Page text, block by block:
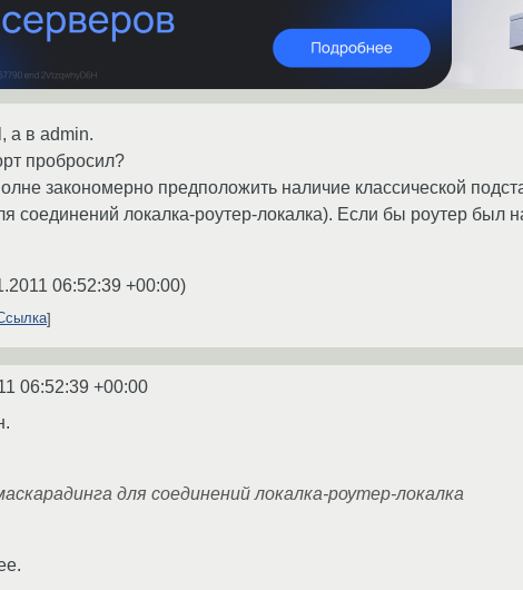
а в admin.
пробросил?
закономерно предположить наличие классической
соединений локалка-роутер-локалка). Если бы роутер был
06:52:39 +00:00)
06:52:39 +00:00
для соединений локалка-роутер-локалка